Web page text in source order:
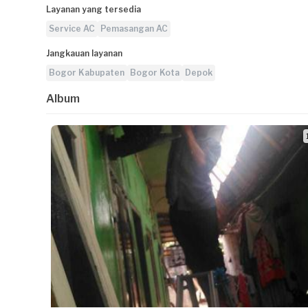
Layanan yang tersedia
Service AC
Pemasangan AC
Jangkauan layanan
Bogor Kabupaten
Bogor Kota Depok
Album